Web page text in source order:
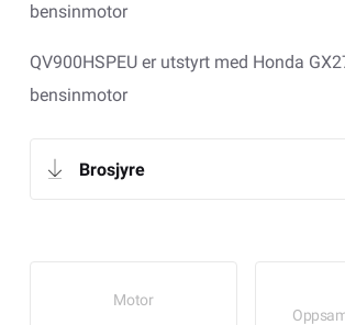
bensinmotor
QV900HSPEU er utstyrt med Honda
bensinmotor
Brosjyre
Motor